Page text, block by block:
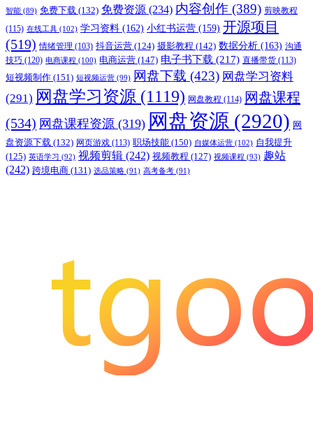
智能 (89) 免费下载 (132) 免费资源 (234) 内容创作 (389) 剪映教程
(115) 在线工具 (102) 学习资料 (162) 小红书运营 (159) 开源项目
(519) 情绪管理 (103) 抖音运营 (124) 摄影教程 (142) 数据分析 (163) 沟通
技巧 (120) 电商课程 (100) 电商运营 (147) 电子书下载 (217) 直播带货 (113)
短视频制作 (151) 短视频运营 (99) 网盘下载 (423) 网盘学习资料
(291) 网盘学习资源 (1119) 网盘教程 (114) 网盘课程
(534) 网盘课程资源 (319) 网盘资源 (2920) 网
盘资源下载 (132) 网页游戏 (113) 职场技能 (150) 自媒体运营 (102) 自我提升
(125) 英语学习 (92) 视频剪辑 (242) 视频教程 (127) 视频课程 (93) 趣站
(242) 跨境电商 (131) 选品策略 (91) 高考备考 (91)